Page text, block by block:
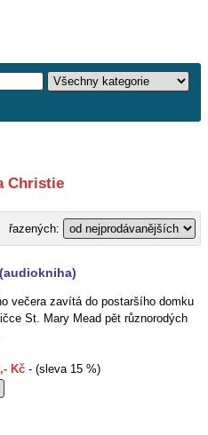
Christie
řazených:
večera zavítá do postaršího domku
St. Mary Mead pět různorodých
Kč - (sleva 15 %)